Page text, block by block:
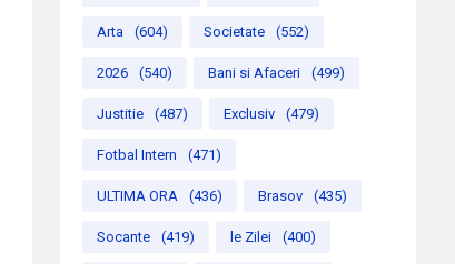
Arta (604) Societate (552)
2026 (540) Bani si Afaceri (499)
Justitie (487) Exclusiv (479)
Fotbal Intern (471)
ULTIMA ORA (436) Brasov (435)
Socante (419) le Zilei (400)